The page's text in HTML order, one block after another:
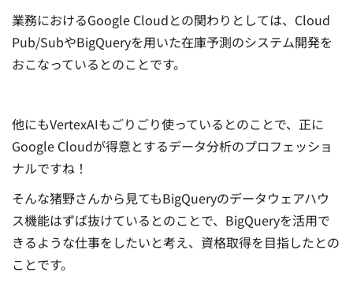
業務におけるGoogle Cloudとの関わりとしては、Cloud
Pub/SubやBigQueryを用いた在庫予測のシステム開発を
おこなっているとのことです。
他にもVertexAIもごりごり使っているとのことで、正に
Google Cloudが得意とするデータ分析のプロフェッショ
ナルですね！
そんな猪野さんから見てもBigQueryのデータウェアハウ
ス機能はずば抜けているとのことで、BigQueryを活用で
きるような仕事をしたいと考え、資格取得を目指したとの
ことです。